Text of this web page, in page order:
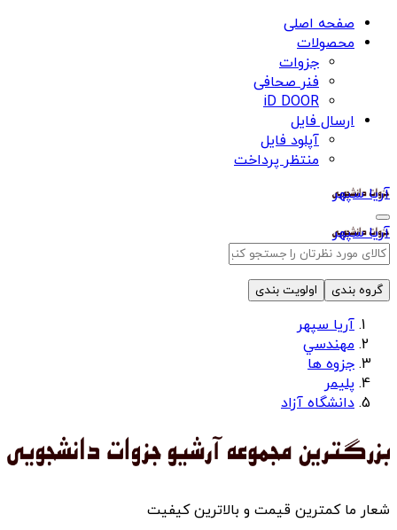
صفحه اصلی
محصولات
جزوات
فنر صحافی
iD DOOR
ارسال فایل
آپلود فایل
منتظر پرداخت
آریا سپهر
آریا سپهر
گروه بندی اولویت بندی
آریا سپهر
مهندسي
جزوه ها
پلیمر
دانشگاه آزاد
شعار ما کمترین قیمت و بالاترین کیفیت